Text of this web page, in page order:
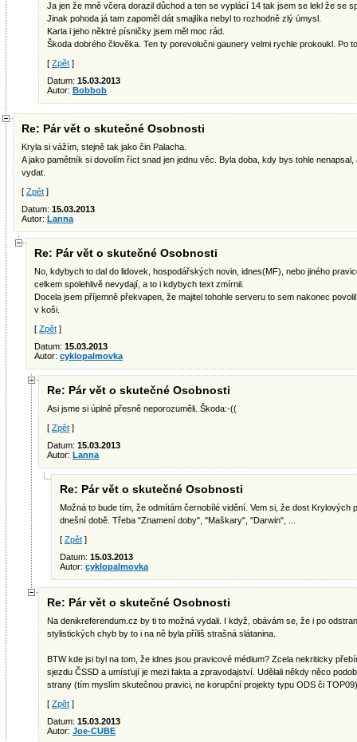
Ja jen že mně včera dorazil důchod a ten se vyplácí 14 tak jsem se lekl že se
Jinak pohoda já tam zapoměl dát smajlíka nebyl to rozhodně zlý úmysl.
Karla i jeho něktré písničky jsem měl moc rád.
Škoda dobrého člověka. Ten ty porevolučni gaunery velmi rychle prokoukl. Po
[ Zpět ]
Datum: 15.03.2013
Autor: Bobbob
Re: Pár vět o skutečné Osobnosti
Kryla si vážím, stejně tak jako čin Palacha.
A jako pamětník si dovolím říct snad jen jednu věc. Byla doba, kdy bys tohle
vydat.
[ Zpět ]
Datum: 15.03.2013
Autor: Lanna
Re: Pár vět o skutečné Osobnosti
No, kdybych to dal do lidovek, hospodářských novin, idnes(MF), nebo jiného
celkem spolehlivě nevydají, a to i kdybych text zmírnil.
Docela jsem příjemně překvapen, že majitel tohohle serveru to sem nakonec
v koši.
[ Zpět ]
Datum: 15.03.2013
Autor: cyklopalmovka
Re: Pár vět o skutečné Osobnosti
Asi jsme si úplně přesně neporozuměli. Škoda:-((
[ Zpět ]
Datum: 15.03.2013
Autor: Lanna
Re: Pár vět o skutečné Osobnosti
Možná to bude tím, že odmítám černobílé vidění. Vem si, že dost Krylových
dnešní době. Třeba "Znamení doby", "Maškary", "Darwin", ...
[ Zpět ]
Datum: 15.03.2013
Autor: cyklopalmovka
Re: Pár vět o skutečné Osobnosti
Na denikreferendum.cz by ti to možná vydali. I když, obávám se, že i po
stylistických chyb by to i na ně byla příliš strašná slátanina.
BTW kde jsi byl na tom, že idnes jsou pravicové médium? Zcela nekriticky
sjezdu ČSSD a umísťují je mezi fakta a zpravodajství. Udělali někdy něco
strany (tím myslím skutečnou pravici, ne korupční projekty typu ODS či
[ Zpět ]
Datum: 15.03.2013
Autor: Joe-CUBE